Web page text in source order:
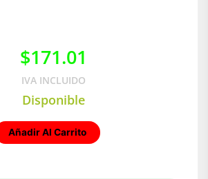
$171.01
IVA INCLUIDO
Disponible
Añadir Al Carrito